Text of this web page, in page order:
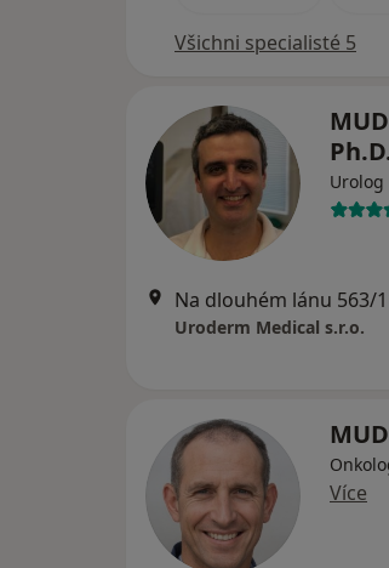
Všichni specialisté 5
Urolog
Na dlouhém lánu 563/
Uroderm Medical s.r.o.
Více